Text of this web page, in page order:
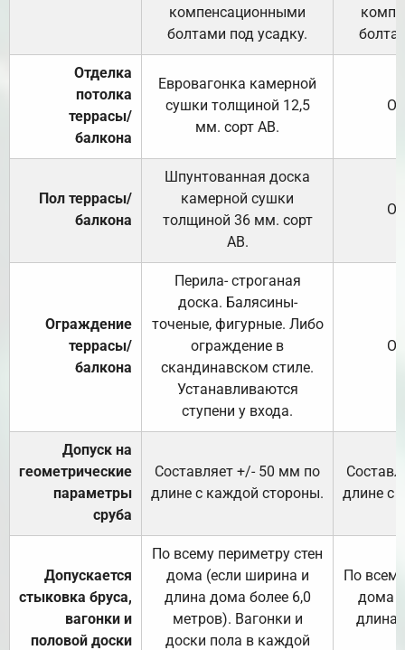
компенсационными
болтами под усадку.
Отделка
потолка
террасы/
балкона
Евровагонка камерной
сушки толщиной 12,5
мм. сорт АВ.
Пол террасы/
балкона
Шпунтованная доска
камерной сушки
толщиной 36 мм. сорт
АВ.
Ограждение
террасы/
балкона
Перила- строганая
доска. Балясины-
точеные, фигурные. Либо
ограждение в
скандинавском стиле.
Устанавливаются
ступени у входа.
Допуск на
геометрические
параметры
сруба
Составляет +/- 50 мм по
длине с каждой стороны.
длине с
Допускается
стыковка бруса,
вагонки и
половой доски
По всему периметру стен
дома (если ширина и
длина дома более 6,0
метров). Вагонки и
доски пола в каждой
По
дома
длина